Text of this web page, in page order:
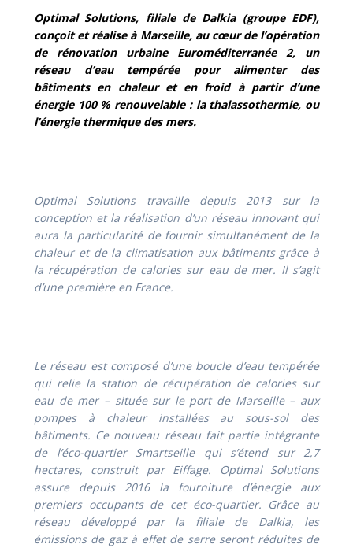
Optimal Solutions, filiale de Dalkia (groupe EDF),
conçoit et réalise à Marseille, au cœur de l’opération
de rénovation urbaine Euroméditerranée 2, un
réseau d’eau tempérée pour alimenter des
bâtiments en chaleur et en froid à partir d’une
énergie 100 % renouvelable : la thalassothermie, ou
l’énergie thermique des mers.
Optimal Solutions travaille depuis 2013 sur la
conception et la réalisation d’un réseau innovant qui
aura la particularité de fournir simultanément de la
chaleur et de la climatisation aux bâtiments grâce à
la récupération de calories sur eau de mer. Il s’agit
d’une première en France.
Le réseau est composé d’une boucle d’eau tempérée
qui relie la station de récupération de calories sur
eau de mer – située sur le port de Marseille – aux
pompes à chaleur installées au sous-sol des
bâtiments. Ce nouveau réseau fait partie intégrante
de l’éco-quartier Smartseille qui s’étend sur 2,7
hectares, construit par Eiffage. Optimal Solutions
assure depuis 2016 la fourniture d’énergie aux
premiers occupants de cet éco-quartier. Grâce au
réseau développé par la filiale de Dalkia, les
émissions de gaz à effet de serre seront réduites de